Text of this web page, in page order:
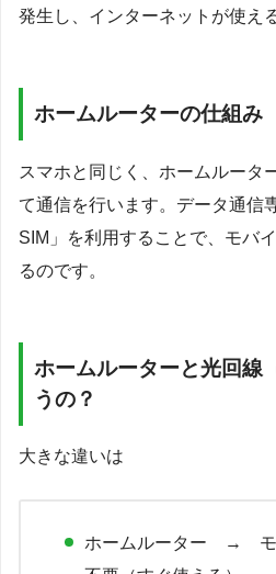
発生し、インターネットが使え
ホームルーターの仕組み
スマホと同じく、ホームルータ
て通信を行います。データ通信
SIM」を利用することで、モバ
るのです。
ホームルーターと光回線
うの？
大きな違いは
ホームルーター →